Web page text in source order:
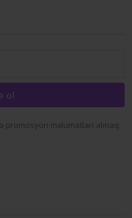
ol
promosyon məlumatları almaq